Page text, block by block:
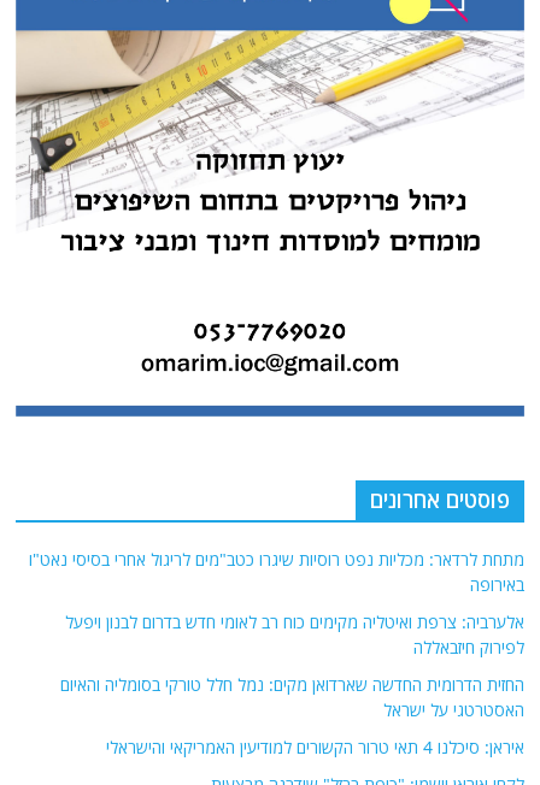
פוסטים אחרונים
מתחת לרדאר: מכליות נפט רוסיות שיגרו כטב"מים לריגול אחרי בסיסי נאט"ו
באירופה
אלערביה: צרפת ואיטליה מקימים כוח רב לאומי חדש בדרום לבנון ויפעל
לפירוק חיזבאללה
החזית הדרומית החדשה שארדואן מקים: נמל חלל טורקי בסומליה והאיום
האסטרטגי על ישראל
איראן: סיכלנו 4 תאי טרור הקשורים למודיעין האמריקאי והישראלי